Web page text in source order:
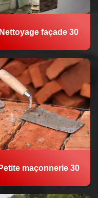
Nettoyage façade 30
Petite maçonnerie 30